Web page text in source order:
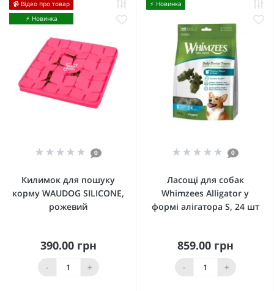
📹 Відео про товар
⚡️ Новинка
0
Килимок для пошуку
корму WAUDOG SILICONE,
рожевий
390.00 грн
- +
⚡️ Новинка
0
Ласощі для собак
Whimzees Alligator у
формі алігатора S, 24 шт
859.00 грн
- +